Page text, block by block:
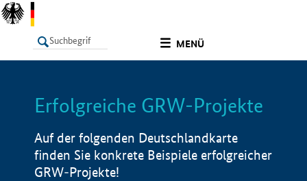
MENÜ
LISTE Info
Erfolgreiche GRW-Projekte
Auf der folgenden Deutschlandkarte
finden Sie konkrete Beispiele erfolgreicher
GRW-Projekte!